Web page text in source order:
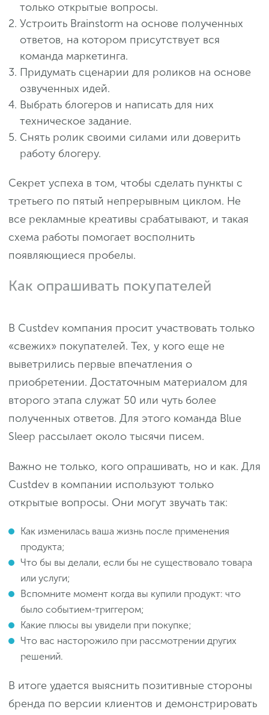
только открытые вопросы.
Устроить Brainstorm на основе полученных
ответов, на котором присутствует вся
команда маркетинга.
Придумать сценарии для роликов на основе
озвученных идей.
Выбрать блогеров и написать для них
техническое задание.
Снять ролик своими силами или доверить
работу блогеру.
Секрет успеха в том, чтобы сделать пункты с
третьего по пятый непрерывным циклом. Не
все рекламные креативы срабатывают, и такая
схема работы помогает восполнить
появляющиеся пробелы.
Как опрашивать покупателей
В Сustdev компания просит участвовать только
«свежих» покупателей. Тех, у кого еще не
выветрились первые впечатления о
приобретении. Достаточным материалом для
второго этапа служат 50 или чуть более
полученных ответов. Для этого команда Blue
Sleep рассылает около тысячи писем.
Важно не только, кого опрашивать, но и как. Для
Custdev в компании используют только
открытые вопросы. Они могут звучать так:
Как изменилась ваша жизнь после применения
продукта;
Что бы вы делали, если бы не существовало товара
или услуги;
Вспомните момент когда вы купили продукт: что
было событием-триггером;
Какие плюсы вы увидели при покупке;
Что вас насторожило при рассмотрении других
решений.
В итоге удается выяснить позитивные стороны
бренда по версии клиентов и демонстрировать